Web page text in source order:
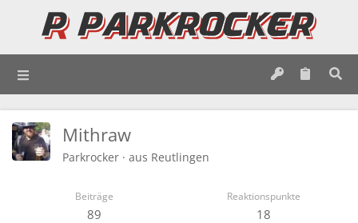
Mithraw
Parkrocker · aus Reutlingen
Beiträge
89
Reaktionspunkte
18